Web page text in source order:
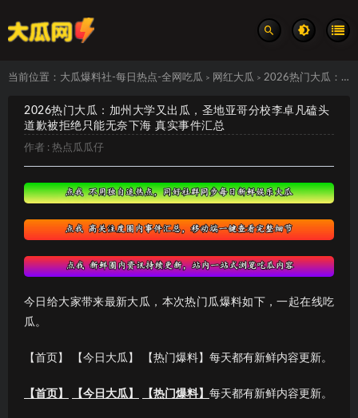
当前位置： 大瓜爆料社-每日热点-全网吃瓜 > 网红大瓜 > 2026热门大瓜：加州大学又出瓜，圣地亚哥分校李卓凡磕头道歉被拒绝只能无奈下海 真实事件汇总
2026热门大瓜：加州大学又出瓜，圣地亚哥分校李卓凡磕头
道歉被拒绝只能无奈下海 真实事件汇总
作者 : 热点瓜瓜仔
今日给大家带来最新大瓜，本次热门瓜爆料如下，一起在线吃
瓜。
【首页】 【今日大瓜】 【热门爆料】每天都有新鲜内容更新。
【首页】 【今日大瓜】 【热门爆料】 每天都有新鲜内容更新。